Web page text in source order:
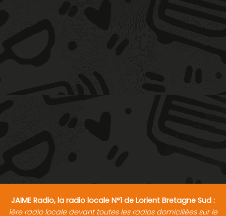
JAIME Radio, la radio locale N°1 de Lorient Bretagne Sud :
1ère radio locale devant toutes les radios domiciliées sur le